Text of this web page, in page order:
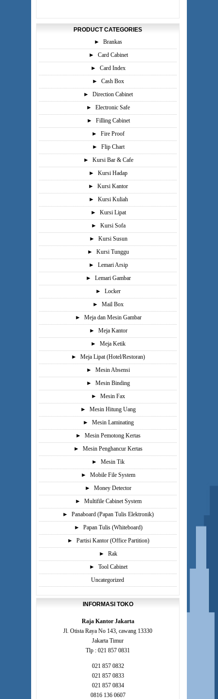
PRODUCT CATEGORIES
►
Brankas
►
Card Cabinet
►
Card Index
►
Cash Box
►
Direction Cabinet
►
Electronic Safe
►
Filling Cabinet
►
Fire Proof
►
Flip Chart
►
Kursi Bar & Cafe
►
Kursi Hadap
►
Kursi Kantor
►
Kursi Kuliah
►
Kursi Lipat
►
Kursi Sofa
►
Kursi Susun
►
Kursi Tunggu
►
Lemari Arsip
►
Lemari Gambar
►
Locker
►
Mail Box
►
Meja dan Mesin Gambar
►
Meja Kantor
►
Meja Ketik
►
Meja Lipat (Hotel/Restoran)
►
Mesin Absensi
►
Mesin Binding
►
Mesin Fax
►
Mesin Hitung Uang
►
Mesin Laminating
►
Mesin Pemotong Kertas
►
Mesin Penghancur Kertas
►
Mesin Tik
►
Mobile File System
►
Money Detector
►
Multifile Cabinet System
►
Panaboard (Papan Tulis Elektronik)
►
Papan Tulis (Whiteboard)
►
Partisi Kantor (Office Partition)
►
Rak
►
Tool Cabinet
Uncategorized
INFORMASI TOKO
Raja Kantor Jakarta
Jl. Otista Raya No 143, cawang 13330
Jakarta Timur
Tlp : 021 857 0831
021 857 0832
021 857 0833
021 857 0834
0816 136 0607